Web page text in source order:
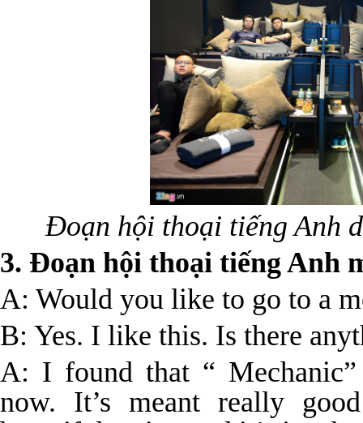
Đoạn hội thoại tiếng Anh
3. Đoạn hội thoại tiếng Anh
A: Would you like to go to a
B: Yes. I like this. Is there
A: I found that “
now. It’s meant really